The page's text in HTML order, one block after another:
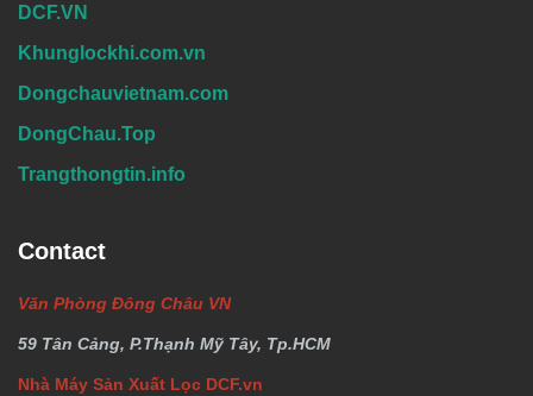
DCF.VN
Khunglockhi.com.vn
Dongchauvietnam.com
DongChau.Top
Trangthongtin.info
Contact
Văn Phòng Đông Châu VN
59 Tân Cảng, P.Thạnh Mỹ Tây, Tp.HCM
Nhà Máy Sản Xuất Lọc DCF.vn